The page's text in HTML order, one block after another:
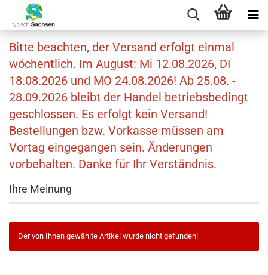
Bitte beachten, der Versand erfolgt einmal
wöchentlich. Im August: Mi 12.08.2026, DI
18.08.2026 und MO 24.08.2026! Ab 25.08. -
28.09.2026 bleibt der Handel betriebsbedingt
geschlossen. Es erfolgt kein Versand!
Bestellungen bzw. Vorkasse müssen am
Vortag eingegangen sein. Änderungen
vorbehalten. Danke für Ihr Verständnis.
Ihre Meinung
Der von Ihnen gewählte Artikel wurde nicht gefunden!